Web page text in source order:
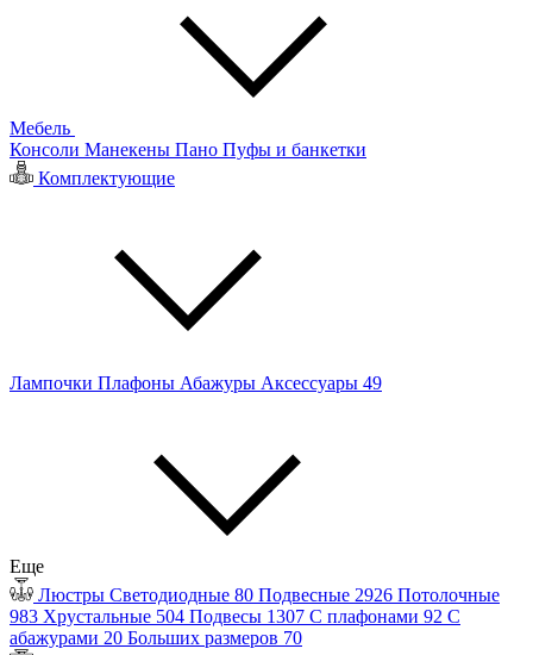
Мебель
Консоли Манекены Пано Пуфы и банкетки
Комплектующие
Лампочки Плафоны Абажуры Аксессуары 49
Еще
Люстры Светодиодные 80 Подвесные 2926 Потолочные
983 Хрустальные 504 Подвесы 1307 С плафонами 92 С
абажурами 20 Больших размеров 70